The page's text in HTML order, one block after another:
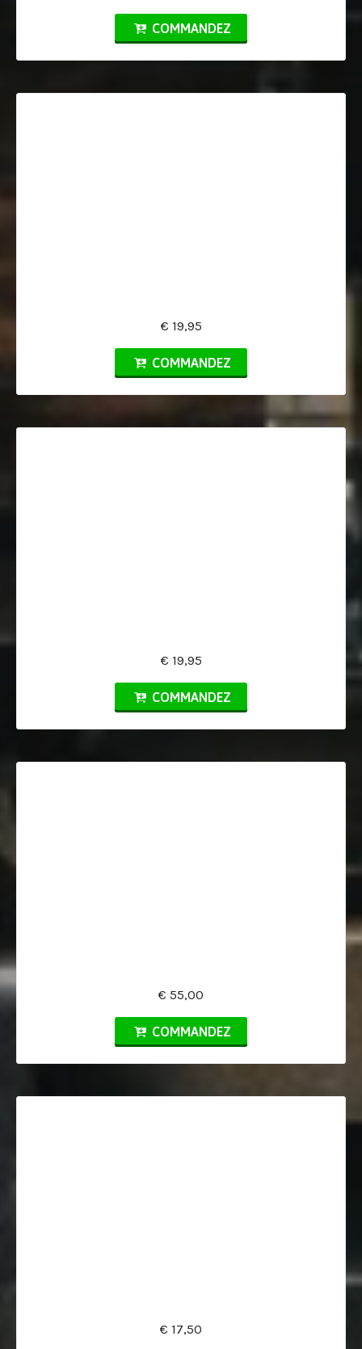
COMMANDEZ
€ 19,95
COMMANDEZ
€ 19,95
COMMANDEZ
€ 55,00
COMMANDEZ
€ 17,50